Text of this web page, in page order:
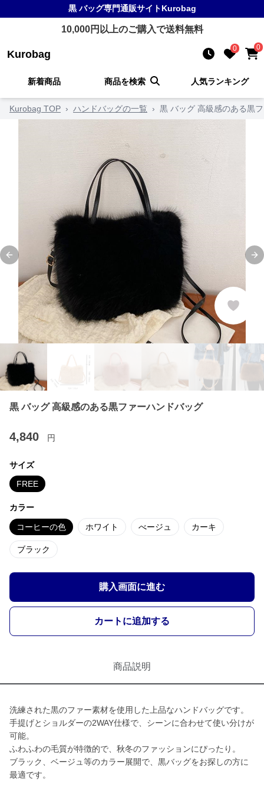
黒 バッグ専門通販サイトKurobag
10,000円以上のご購入で送料無料
Kurobag 0 0
新着商品 商品を検索 人気ランキング
Kurobag TOP › ハンドバッグの一覧 › 黒 バッグ 高級感のある黒
Previous slide
黒 バッグ 高級感のある黒ファーハンドバッグ
4,840 円
サイズ
FREE
カラー
コーヒーの色 ホワイト べージュ カーキ
ブラック
購入画面に進む
カートに追加する
商品説明
洗練された黒のファー素材を使用した上品なハンドバッグです。
手提げとショルダーの2WAY仕様で、シーンに合わせて使い分けが
可能。
ふわふわの毛質が特徴的で、秋冬のファッションにぴったり。
ブラック、ベージュ等のカラー展開で、黒バッグをお探しの方に
最適です。